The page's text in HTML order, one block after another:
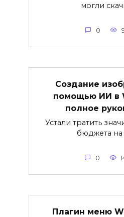
могли
0
Создание
помощью ИИ в
полное
Устали тратить
бюджета на
0
Плагин меню